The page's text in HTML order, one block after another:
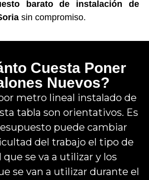
barato de instalación de
sin compromiso.
Cuesta Poner
Nuevos?
metro lineal instalado de
tabla son orientativos. Es
puede cambiar
del trabajo el tipo de
se va a utilizar y los
se van a utilizar durante el